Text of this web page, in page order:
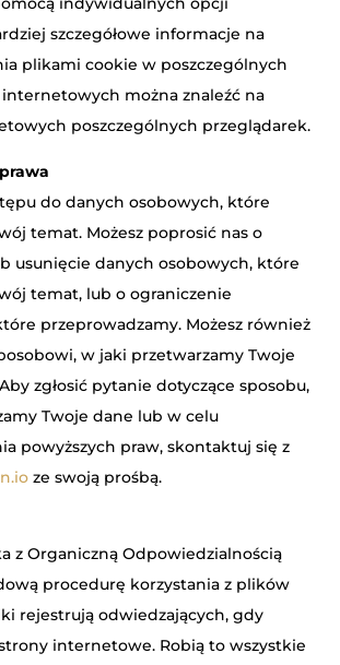
szczegółowe informacje na
plikami cookie w poszczególnych
można znaleźć na
poszczególnych przeglądarek.
do danych osobowych, które
temat. Możesz poprosić nas o
usunięcie danych osobowych, które
temat, lub o ograniczenie
przeprowadzamy. Możesz również
w jaki przetwarzamy Twoje
zgłosić pytanie dotyczące sposobu,
Twoje dane lub w celu
powyższych praw, skontaktuj się z
ze swoją prośbą.
z Organiczną Odpowiedzialnością
procedurę korzystania z plików
rejestrują odwiedzających, gdy
internetowe. Robią to wszystkie